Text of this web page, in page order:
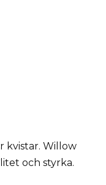
kvistar. Willow
och styrka.